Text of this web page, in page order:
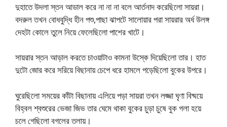
দুহাতে উদলা স্তন আডাল করে না না না বলে আর্তনাদ করেছিলো সায়রা।
বদরুল তখন বোধবুদ্ধি হীন পশু,পাছা ঝাপটে সালোয়ার পরা সায়রার অর্ধ উলঙ্গ
দেহটা কোলে তুলে নিয়ে ফেলেছিলো পাশের খাটে।
সায়রার স্তন আড়াল করতে চাওয়াটাও কামনা উস্কে দিয়েছিলো তার। হাত
দুটো জোর করে সরিয়ে বিছানায় চেপে ধরে হামলে পড়েছিলো বুকের উপরে।
ঘুরেছিলো সময়ের কাঁটা বিছানায় এলিয়ে পড়া সায়রা তখন লজ্জা ঘৃণা বিষ্ময়ে
বিহ্বল শ্বশুরের ভেজা জিভ তার ঘেমে থাকা বুকের চুড়া চুষে বুক গলা হয়ে
চলে গেছিলো বগলের তলায়।